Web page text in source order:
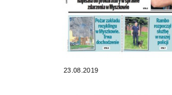
23.08.2019